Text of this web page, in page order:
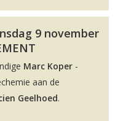
9 november
Marc Koper -
aan de
Geelhoed.